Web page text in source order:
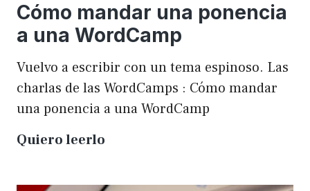
Cómo mandar una ponencia
a una WordCamp
Vuelvo a escribir con un tema espinoso. Las
charlas de las WordCamps : Cómo mandar
una ponencia a una WordCamp
Quiero leerlo
una